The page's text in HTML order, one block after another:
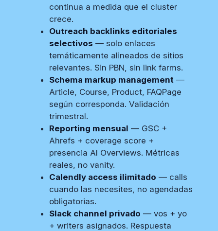
continua a medida que el cluster
crece.
Outreach backlinks editoriales
selectivos — solo enlaces
temáticamente alineados de sitios
relevantes. Sin PBN, sin link farms.
Schema markup management —
Article, Course, Product, FAQPage
según corresponda. Validación
trimestral.
Reporting mensual — GSC +
Ahrefs + coverage score +
presencia AI Overviews. Métricas
reales, no vanity.
Calendly access ilimitado — calls
cuando las necesites, no agendadas
obligatorias.
Slack channel privado — vos + yo
+ writers asignados. Respuesta